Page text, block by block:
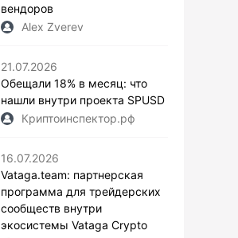
вендоров
Alex Zverev
21.07.2026
Обещали 18% в месяц: что
нашли внутри проекта SPUSD
Криптоинспектор.рф
16.07.2026
Vataga.team: партнерская
программа для трейдерских
сообществ внутри
экосистемы Vataga Crypto